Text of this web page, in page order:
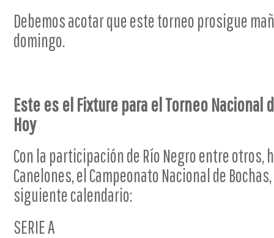
Debemos acotar que este torneo prosigue
domingo.
Este es el Fixture parael Torneo Nacional
Hoy
Con la participación de Río Negro entre otros,
Canelones, el Campeonato Nacional de
siguiente calendario:
SERIE A